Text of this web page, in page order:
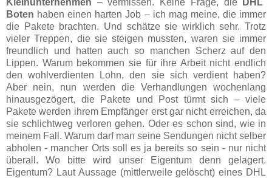
Boten haben einen harten Job – ich mag meine, die immer
die Pakete brachten. Und schätze sie wirklich sehr. Trotz
vieler Treppen, die sie steigen mussten, waren sie immer
freundlich und hatten auch so manchen Scherz auf den
Lippen. Warum bekommen sie für ihre Arbeit nicht endlich
den wohlverdienten Lohn, den sie sich verdient haben?
Aber nein, nun werden die Verhandlungen wochenlang
hinausgezögert, die Pakete und Post türmt sich – viele
Pakete werden ihrem Empfänger erst gar nicht erreichen, da
sie schlichtweg verloren gehen. Oder es schon sind, wie in
meinem Fall. Warum darf man seine Sendungen nicht selber
abholen - mancher Orts soll es ja bereits so sein - nur nicht
überall. Wo bitte wird unser Eigentum denn gelagert.
Eigentum? Laut Aussage (mittlerweile gelöscht) eines DHL